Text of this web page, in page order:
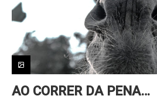
AO CORRER DA PENA…